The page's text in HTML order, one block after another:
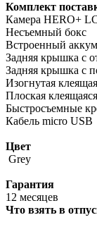
Комплект
Камера HERO+
Несъемный бокс
Встроенный
Задняя крышка с
Задняя крышка с
Изогнутая
Плоская
Быстросъемные
Кабель micro USB
Цвет
Grey
Гарантия
12 месяцев
Что взять в